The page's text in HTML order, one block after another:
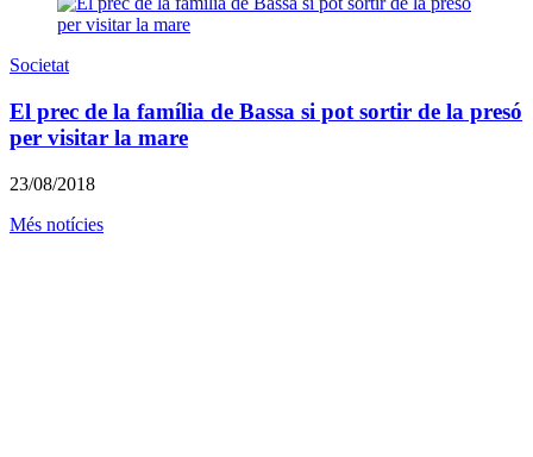
Societat
El prec de la família de Bassa si pot sortir de la presó
per visitar la mare
23/08/2018
Més notícies